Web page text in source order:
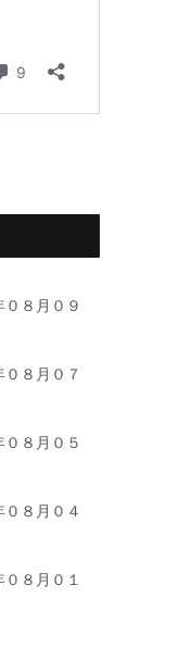
８月０９
８月０７
８月０５
８月０４
８月０１